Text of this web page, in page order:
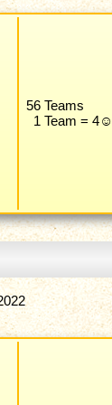
56 Teams
1 Team = 4☺